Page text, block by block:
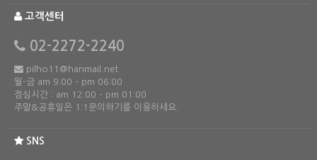
고객센터
02-2272-2240
pilho11@hanmail.net
월-금 am 9:00 - pm 06:00
점심시간 : am 12:00 - pm 01:00
주말&공휴일은 1:1문의하기를 이용하세요.
SNS